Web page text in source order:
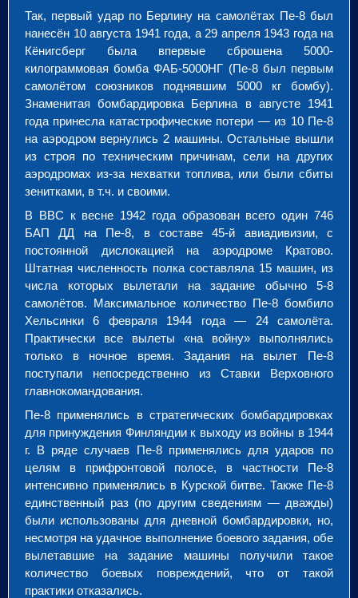
Так, первый удар по Берлину на самолётах Пе-8 был
нанесён 10 августа 1941 года, а 29 апреля 1943 года на
Кёнигсберг была впервые сброшена 5000-
килограммовая бомба ФАБ-5000НГ (Пе-8 был первым
самолётом союзников поднявшим 5000 кг бомбу).
Знаменитая бомбардировка Берлина в августе 1941
года принесла катастрофические потери — из 10 Пе-8
на аэродром вернулись 2 машины. Остальные вышли
из строя по техническим причинам, сели на других
аэродромах из-за нехватки топлива, или были сбиты
зенитками, в т.ч. и своими.
В ВВС к весне 1942 года образован всего один 746
БАП ДД на Пе-8, в составе 45-й авиадивизии, с
постоянной дислокацией на аэродроме Кратово.
Штатная численность полка составляла 15 машин, из
числа которых вылетали на задание обычно 5-8
самолётов. Максимальное количество Пе-8 бомбило
Хельсинки 6 февраля 1944 года — 24 самолёта.
Практически все вылеты «на войну» выполнялись
только в ночное время. Задания на вылет Пе-8
поступали непосредственно из Ставки Верховного
главнокомандования.
Пе-8 применялись в стратегических бомбардировках
для принуждения Финляндии к выходу из войны в 1944
г. В ряде случаев Пе-8 применялись для ударов по
целям в прифронтовой полосе, в частности Пе-8
интенсивно применялись в Курской битве. Также Пе-8
единственный раз (по другим сведениям — дважды)
были использованы для дневной бомбардировки, но,
несмотря на удачное выполнение боевого задания, обе
вылетавшие на задание машины получили такое
количество боевых повреждений, что от такой
практики отказались.